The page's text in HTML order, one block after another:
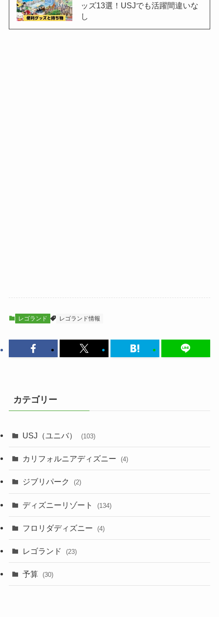
ッズ13選！USJでも活躍間違いな
し
レゴランド レゴランド情報
カテゴリー
USJ（ユニバ） (103)
カリフォルニアディズニー (4)
ジブリパーク (2)
ディズニーリゾート (134)
フロリダディズニー (4)
レゴランド (23)
予算 (30)